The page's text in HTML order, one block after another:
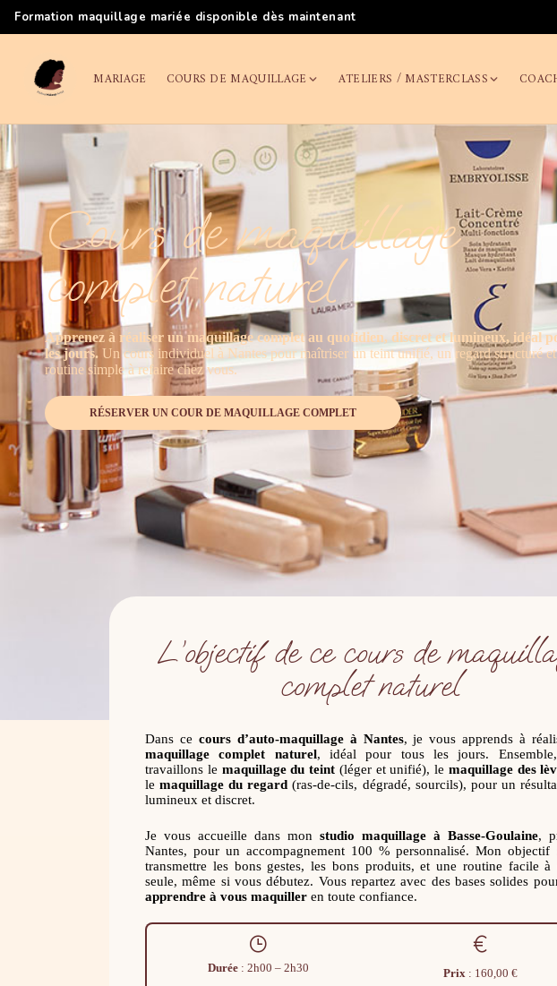
Formation maquillage mariée disponible dès maintenant
MARIAGE COURS DE MAQUILLAGE ATELIERS / MASTERCLASS
Cours de maquillage
complet naturel
Apprenez à réaliser un maquillage complet au quotidien, discret et lumineux, idéal
les jours. Un cours individuel à Nantes pour maîtriser un teint unifié, un regard structuré
routine simple à refaire chez vous.
RÉSERVER UN COUR DE MAQUILLAGE COMPLET
L’objectif de ce cours de
complet naturel
Dans ce cours d’auto-maquillage à Nantes, je vous apprends à
maquillage complet naturel, idéal pour tous les jours.
travaillons le maquillage du teint (léger et unifié), le maquillage des
lemaquillage du regard (ras-de-cils, dégradé, sourcils), pour un
lumineux et discret.
Je vous accueille dans mon studio maquillage à Basse-Goulaine,
Nantes, pour un accompagnement 100 % personnalisé. Mon objectif
transmettre les bons gestes, les bons produits, et une routine facile à
seule, même si vous débutez. Vous repartez avec des bases solides
apprendre à vous maquiller en toute confiance.
Durée: 2h00 – 2h30 Prix : 160,00 €